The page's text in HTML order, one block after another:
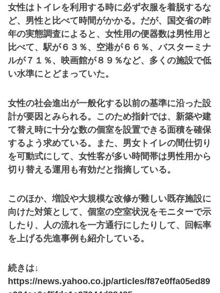
女性はトイレを利用する時に必ず衣服を着脱するな
ど、男性と比べて時間がかかる。だが、国交省の昨
年の実態調査によると、女性用の便器数は男性用と
比べて、駅が６３％、空港が６６％、バスターミナ
ルが７１％、映画館が８９％など、多くの施設で低
い水準にとどまっていた。
女性の社会進出が一般化する以前の基準に沿った設
計が要因とみられる。このため指針では、新築や建
て替え時に十分な数の個室を設置できる面積を確保
するよう求めている。また、男女トイレの間仕切り
を可動式にして、女性客が多い時間帯は男性用から
切り替える運用も有効だと指摘している。
このほか、増設や大規模な改修が難しい既存施設に
向けた対策として、個室の空室状況をモニターで示
したり、人の流れを一方通行にしたりして、回転率
を上げる先進事例も紹介している。
続きは↓
https://news.yahoo.co.jp/articles/f87e0ffa05ed89